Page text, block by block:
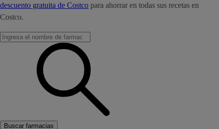
descuento gratuita de Costco para ahorrar en todas sus recetas en
Costco.
Buscar farmacias